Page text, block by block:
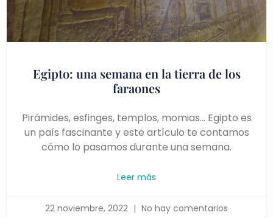
Egipto: una semana en la tierra de los
faraones
Pirámides, esfinges, templos, momias… Egipto es
un país fascinante y este artículo te contamos
cómo lo pasamos durante una semana.
Leer más
22 noviembre, 2022 No hay comentarios